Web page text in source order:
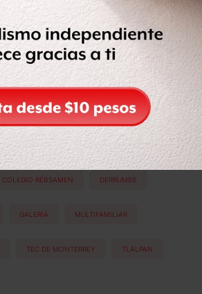
Leer después
19S 2017 CDMX CHAPULTEPEC
COLEGIO RÉBSAMEN DERRUMBE
GALERÍA MULTIFAMILIAR
TEC DE MONTERREY TLALPAN